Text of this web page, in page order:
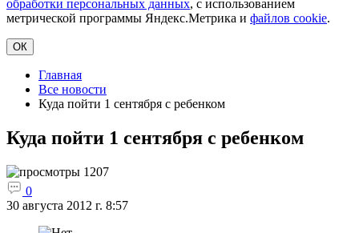
обработки персональных данных, с использованием
метрической программы Яндекс.Метрика и файлов cookie.
ОК
Главная
Все новости
Куда пойти 1 сентября с ребенком
Куда пойти 1 сентября с ребенком
1207
0
30 августа 2012 г. 8:57